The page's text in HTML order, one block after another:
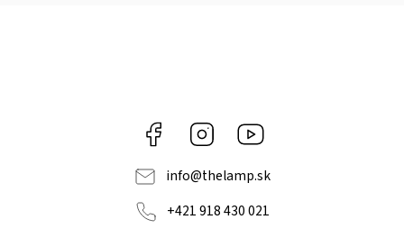
Facebook Instagram
info@thelamp.sk
+421 918 430 021